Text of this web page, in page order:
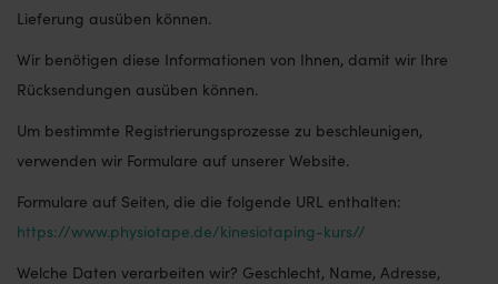
Lieferung ausüben können.
Wir benötigen diese Informationen von Ihnen, damit wir Ihre
Rücksendungen ausüben können.
Um bestimmte Registrierungsprozesse zu beschleunigen,
verwenden wir Formulare auf unserer Website.
Formulare auf Seiten, die die folgende URL enthalten:
https://www.physiotape.de/kinesiotaping-kurs//
Welche Daten verarbeiten wir? Geschlecht, Name, Adresse,